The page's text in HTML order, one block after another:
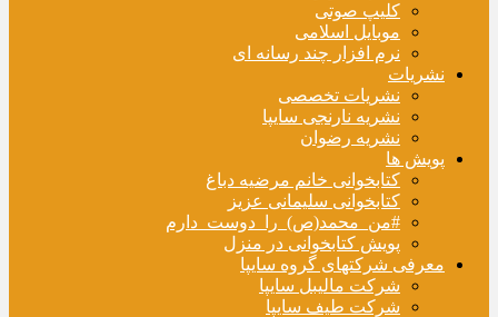
کلیپ صوتی
موبایل اسلامی
نرم افزار چند رسانه ای
نشریات
نشریات تخصصی
نشریه نارنجی سایپا
نشریه رضوان
پویش ها
کتابخوانی خانم مرضیه دباغ
کتابخوانی سلیمانی عزیز
#من_محمد(ص)_را_دوست_دارم
پویش کتابخوانی در منزل
معرفی شرکتهای گروه سایپا
شرکت مالیبل سایپا
شرکت طیف سایپا